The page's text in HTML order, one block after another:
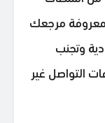
مرجعك
وتجنب
التواصل غير